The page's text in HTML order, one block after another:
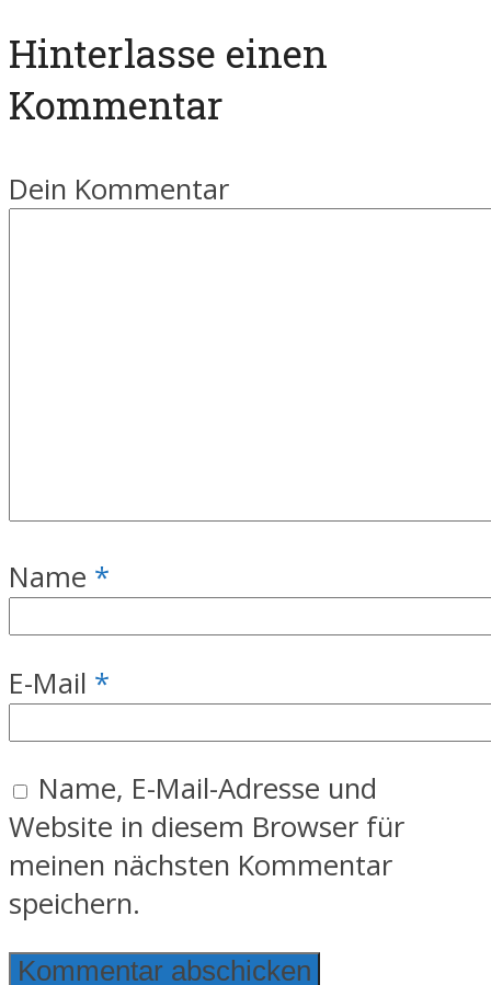
Hinterlasse einen
Kommentar
Dein Kommentar
Name *
E-Mail *
Name, E-Mail-Adresse und
Website in diesem Browser für
meinen nächsten Kommentar
speichern.